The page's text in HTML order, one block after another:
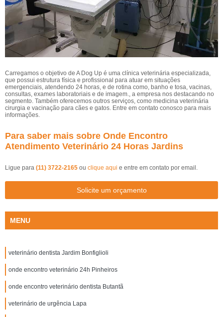
Carregamos o objetivo de A Dog Up é uma clínica veterinária especializada,
que possui estrutura física e profissional para atuar em situações
emergenciais, atendendo 24 horas, e de rotina como, banho e tosa, vacinas,
consultas, exames laboratoriais e de imagem., a empresa nos destacando no
segmento. Também oferecemos outros serviços, como medicina veterinária
cirurgia e vacinação para cães e gatos. Entre em contato conosco para mais
informações.
Para saber mais sobre Onde Encontro
Atendimento Veterinário 24 Horas Jardins
Ligue para (11) 3722-2165 ou clique aqui e entre em contato por email.
Solicite um orçamento
MENU
veterinário dentista Jardim Bonfiglioli
onde encontro veterinário 24h Pinheiros
onde encontro veterinário dentista Butantã
veterinário de urgência Lapa